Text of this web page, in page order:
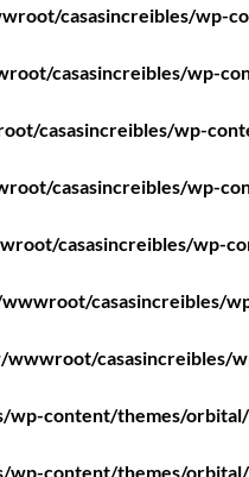
casasincreibles/wp-
casasincreibles/wp-
casasincreibles/wp-
casasincreibles/wp-
casasincreibles/wp-
casasincreibles/
casasincreibles/
content/themes/
content/themes/